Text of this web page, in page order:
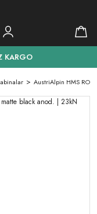
KARGO
AustriAlpin HMS